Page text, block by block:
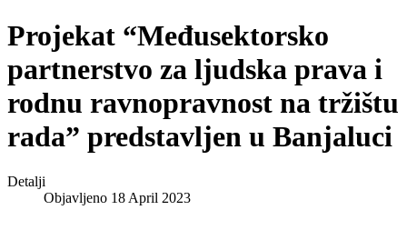
Projekat “Međusektorsko
partnerstvo za ljudska prava i
rodnu ravnopravnost na tržištu
rada” predstavljen u Banjaluci
Detalji
Objavljeno 18 April 2023